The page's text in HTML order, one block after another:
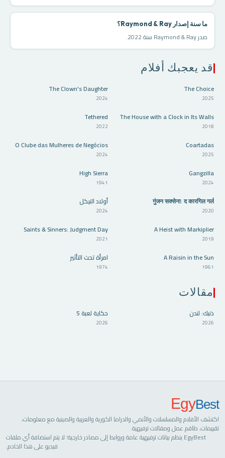
ما سنة إصدار Raymond & Ray؟
صدر Raymond & Ray سنة 2022.
قد يعجبك أفلام
The Choice
2025
The Clown's Daughter
2024
HD
The House with a Clock in Its Walls
2018
Tethered
2022
Coartadas
2025
HD
O Clube das Mulheres de Negócios
2024
Gangzilla
2024
High Sierra
1941
गुंजन सक्सेना: द कारगिल गर्ल
2020
أولاد النيكل
2024
A Heist with Markiplier
2019
Saints & Sinners: Judgment Day
2021
A Raisin in the Sun
1961
امرأة تحت التأثير
1974
مقالات
ذنبك: لندن
2026
حكاية لعبة 5
2026
EgyBest
اكتشف الأفلام والمسلسلات والأنمي والدراما الكورية والعربية والصينية مع معلومات،
تقييمات، طاقم عمل ومقالات ترفيهية.
EgyBest ينظم بيانات ترفيهية عامة وروابط إلى مصادر خارجية؛ لا يتم استضافة أي ملفات
فيديو على هذا الخادم.